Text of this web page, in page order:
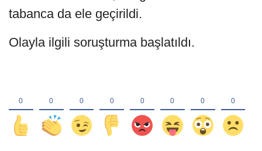
tabanca da ele geçirildi.
Olayla ilgili soruşturma başlatıldı.